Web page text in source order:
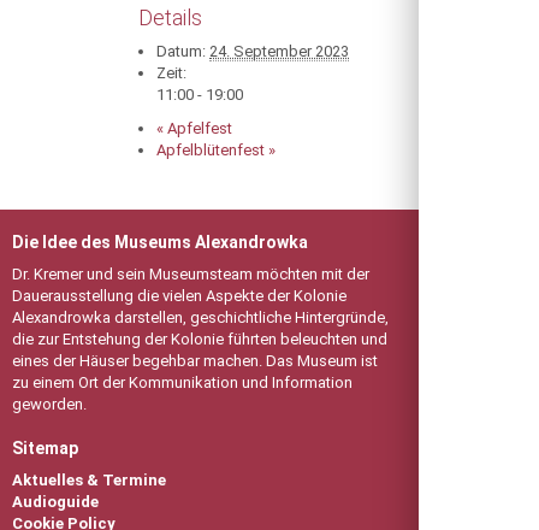
Details
Datum: 24. September 2023
Zeit:
11:00 - 19:00
« Apfelfest
Apfelblütenfest »
Die Idee des Museums Alexandrowka
Dr. Kremer und sein Museumsteam möchten mit der
Dauerausstellung die vielen Aspekte der Kolonie
Alexandrowka darstellen, geschichtliche Hintergründe,
die zur Entstehung der Kolonie führten beleuchten und
eines der Häuser begehbar machen. Das Museum ist
zu einem Ort der Kommunikation und Information
geworden.
Sitemap
Aktuelles & Termine
Audioguide
Cookie Policy